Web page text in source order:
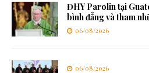
ĐHY Parolin tại
bình đẳng và tham
06/08/2026
06/08/2026